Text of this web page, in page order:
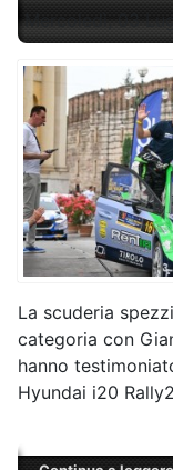
Mercoledì, 03
La scuderia
categoria con
hanno
Hyundai i20